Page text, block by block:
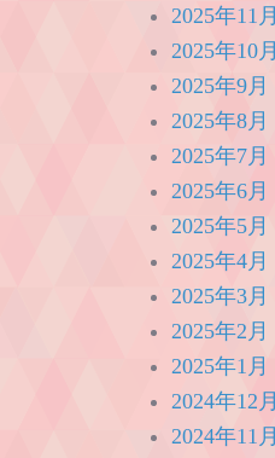
2025年11月
2025年10月
2025年9月
2025年8月
2025年7月
2025年6月
2025年5月
2025年4月
2025年3月
2025年2月
2025年1月
2024年12月
2024年11月